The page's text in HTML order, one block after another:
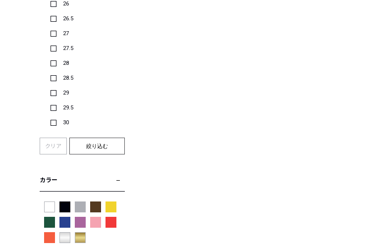
26
26.5
27
27.5
28
28.5
29
29.5
30
クリア 絞り込む
カラー